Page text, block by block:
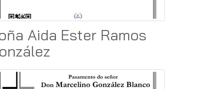
Aida Ester Ramos